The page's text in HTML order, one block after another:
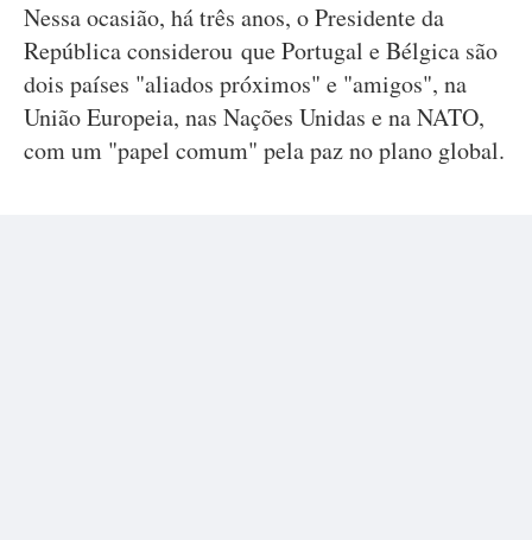
Nessa ocasião, há três anos, o Presidente da
República considerou que Portugal e Bélgica são
dois países "aliados próximos" e "amigos", na
União Europeia, nas Nações Unidas e na NATO,
com um "papel comum" pela paz no plano global.